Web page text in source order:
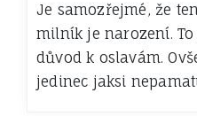
Je samozřejmé, že
milník je narození.
důvod k oslavám.
jedinec jaksi